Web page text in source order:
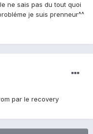
ne sais pas du tout quoi
je suis prenneur^^
par le recovery